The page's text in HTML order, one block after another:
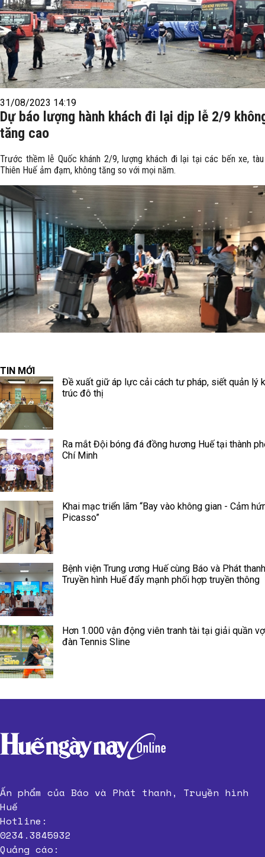
31/08/2023 14:19
Dự báo lượng hành khách đi lại dịp lễ 2/9
tăng cao
Trước thềm lễ Quốc khánh 2/9, lượng khách đi lại tại các bến xe,
Thiên Huế ảm đạm, không tăng so với mọi năm.
TIN MỚI
Đề xuất giữ áp lực cải cách tư pháp, siết quản lý
trúc đô thị
Ra mắt Đội bóng đá đồng hương Huế tại thành
Chí Minh
Khai mạc triển lãm “Bay vào không gian - Cảm
Picasso”
Bệnh viện Trung ương Huế cùng Báo và Phát
Truyền hình Huế đẩy mạnh phối hợp truyền thông
Hơn 1.000 vận động viên tranh tài tại giải quần
đàn Tennis Sline
Ấn phẩm của Báo và Phát thanh, Truyền hình
Huế
Hotline:
0234.3845932
Quảng cáo: